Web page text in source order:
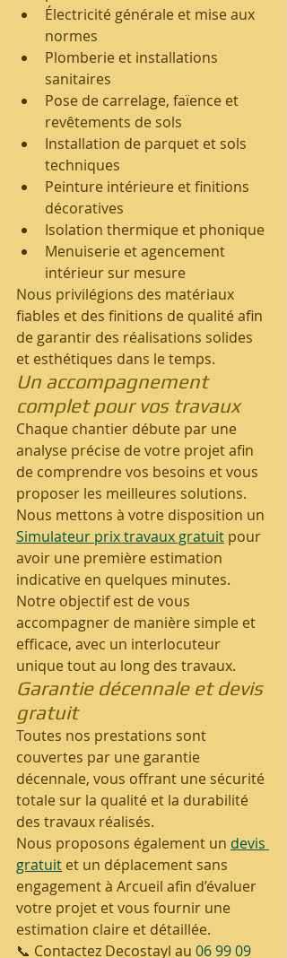
Électricité générale et mise aux
normes
Plomberie et installations
sanitaires
Pose de carrelage, faïence et
revêtements de sols
Installation de parquet et sols
techniques
Peinture intérieure et finitions
décoratives
Isolation thermique et phonique
Menuiserie et agencement
intérieur sur mesure
Nous privilégions des matériaux
fiables et des finitions de qualité afin
de garantir des réalisations solides
et esthétiques dans le temps.
Un accompagnement
complet pour vos travaux
Chaque chantier débute par une
analyse précise de votre projet afin
de comprendre vos besoins et vous
proposer les meilleures solutions.
Nous mettons à votre disposition un
Simulateur prix travaux gratuit pour
avoir une première estimation
indicative en quelques minutes.
Notre objectif est de vous
accompagner de manière simple et
efficace, avec un interlocuteur
unique tout au long des travaux.
Garantie décennale et devis
gratuit
Toutes nos prestations sont
couvertes par une garantie
décennale, vous offrant une sécurité
totale sur la qualité et la durabilité
des travaux réalisés.
Nous proposons également un devis
gratuit et un déplacement sans
engagement à Arcueil afin d’évaluer
votre projet et vous fournir une
estimation claire et détaillée.
📞 Contactez Decostayl au 06 99 09